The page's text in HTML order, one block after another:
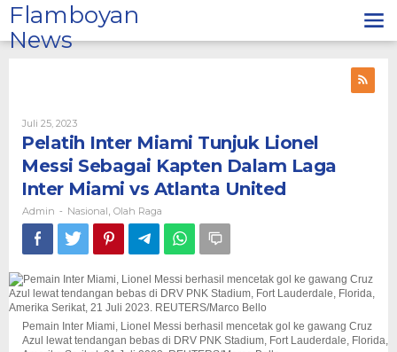
Lewati
ke
konten
Flamboyan
News
Juli 25, 2023Oleh
Admin
Pelatih Inter Miami Tunjuk Lionel
Messi Sebagai Kapten Dalam Laga
Inter Miami vs Atlanta United
Admin - Nasional Olah Raga
Pemain Inter Miami, Lionel Messi berhasil mencetak gol ke gawang Cruz
Azul lewat tendangan bebas di DRV PNK Stadium, Fort Lauderdale, Florida,